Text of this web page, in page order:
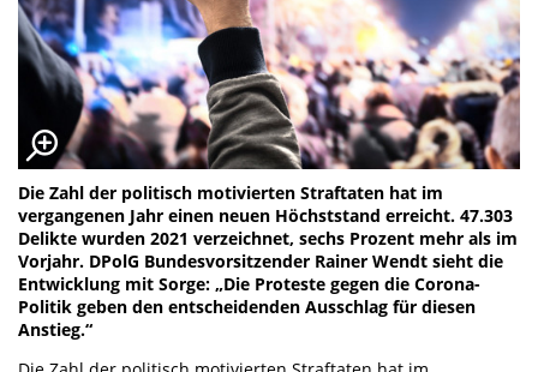
Die Zahl der politisch motivierten Straftaten hat im
vergangenen Jahr einen neuen Höchststand erreicht. 47.303
Delikte wurden 2021 verzeichnet, sechs Prozent mehr als im
Vorjahr. DPolG Bundesvorsitzender Rainer Wendt sieht die
Entwicklung mit Sorge: „Die Proteste gegen die Corona-
Politik geben den entscheidenden Ausschlag für diesen
Anstieg.“